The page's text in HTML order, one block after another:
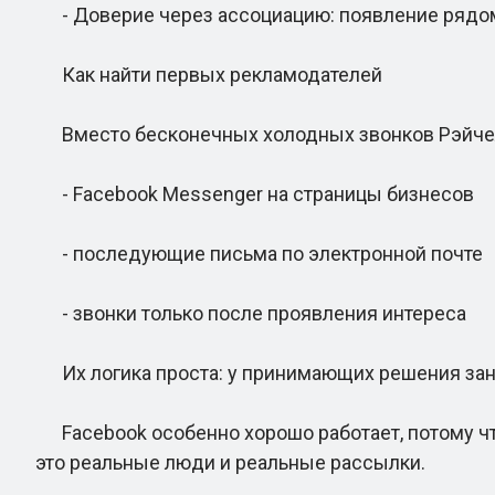
- Доверие через ассоциацию: появление
Как найти первых рекламодателей
Вместо бесконечных холодных звонков
- Facebook Messenger на страницы бизнесов
- последующие письма по электронной почте
- звонки только после проявления интереса
Их логика проста: у принимающих решения
Facebook особенно хорошо работает, потому
это реальные люди и реальные рассылки.